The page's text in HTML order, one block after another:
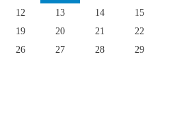
12 13 14
15
19 20 21
22
26 27 28
29